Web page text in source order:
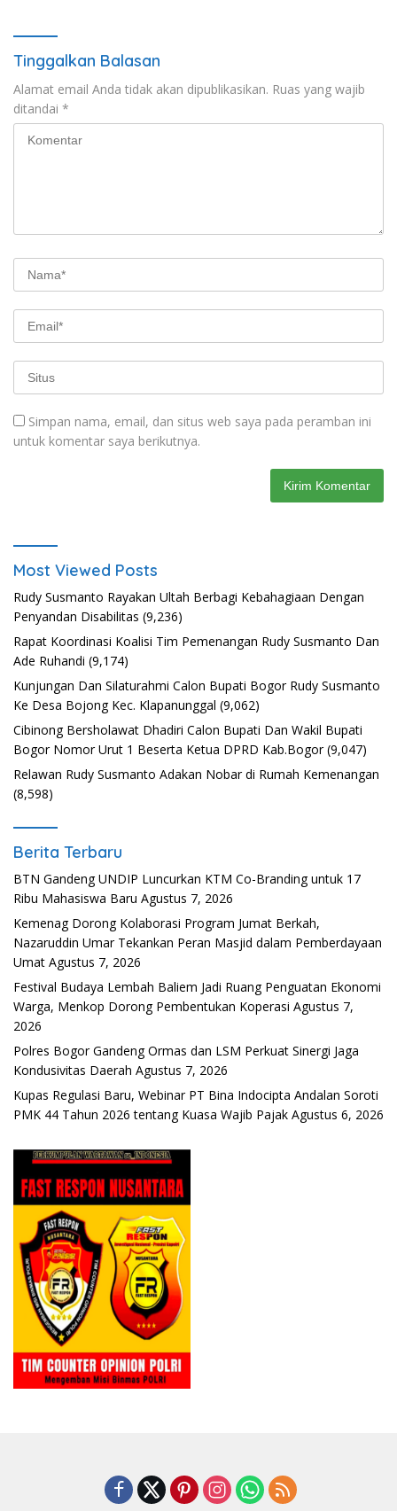
Tinggalkan Balasan
Alamat email Anda tidak akan dipublikasikan. Ruas yang wajib
ditandai *
Simpan nama, email, dan situs web saya pada peramban ini
untuk komentar saya berikutnya.
Most Viewed Posts
Rudy Susmanto Rayakan Ultah Berbagi Kebahagiaan Dengan
Penyandan Disabilitas (9,236)
Rapat Koordinasi Koalisi Tim Pemenangan Rudy Susmanto Dan
Ade Ruhandi (9,174)
Kunjungan Dan Silaturahmi Calon Bupati Bogor Rudy Susmanto
Ke Desa Bojong Kec. Klapanunggal (9,062)
Cibinong Bersholawat Dhadiri Calon Bupati Dan Wakil Bupati
Bogor Nomor Urut 1 Beserta Ketua DPRD Kab.Bogor (9,047)
Relawan Rudy Susmanto Adakan Nobar di Rumah Kemenangan
(8,598)
Berita Terbaru
BTN Gandeng UNDIP Luncurkan KTM Co-Branding untuk 17
Ribu Mahasiswa Baru Agustus 7, 2026
Kemenag Dorong Kolaborasi Program Jumat Berkah,
Nazaruddin Umar Tekankan Peran Masjid dalam Pemberdayaan
Umat Agustus 7, 2026
Festival Budaya Lembah Baliem Jadi Ruang Penguatan Ekonomi
Warga, Menkop Dorong Pembentukan Koperasi Agustus 7,
2026
Polres Bogor Gandeng Ormas dan LSM Perkuat Sinergi Jaga
Kondusivitas Daerah Agustus 7, 2026
Kupas Regulasi Baru, Webinar PT Bina Indocipta Andalan Soroti
PMK 44 Tahun 2026 tentang Kuasa Wajib Pajak Agustus 6, 2026